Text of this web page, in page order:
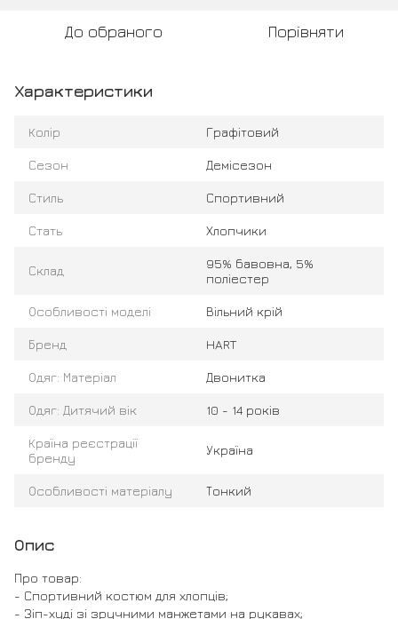
До обраного Порівняти
Характеристики
Колір Графітовий
Сезон Демісезон
Стиль Спортивний
Стать Хлопчики
Склад
95% бавовна, 5%
поліестер
Особливості моделі Вільний крій
Бренд HART
Одяг: Матеріал Двонитка
Одяг: Дитячий вік 10 - 14 років
Країна реєстрації
бренду
Україна
Особливості матеріалу Тонкий
Опис
Про товар:
- Спортивний костюм для хлопців;
- Зіп-худі зі зручними манжетами на рукавах;